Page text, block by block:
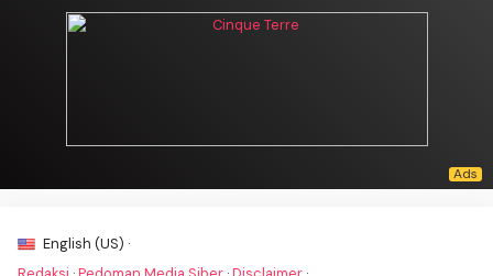
English (US) ·